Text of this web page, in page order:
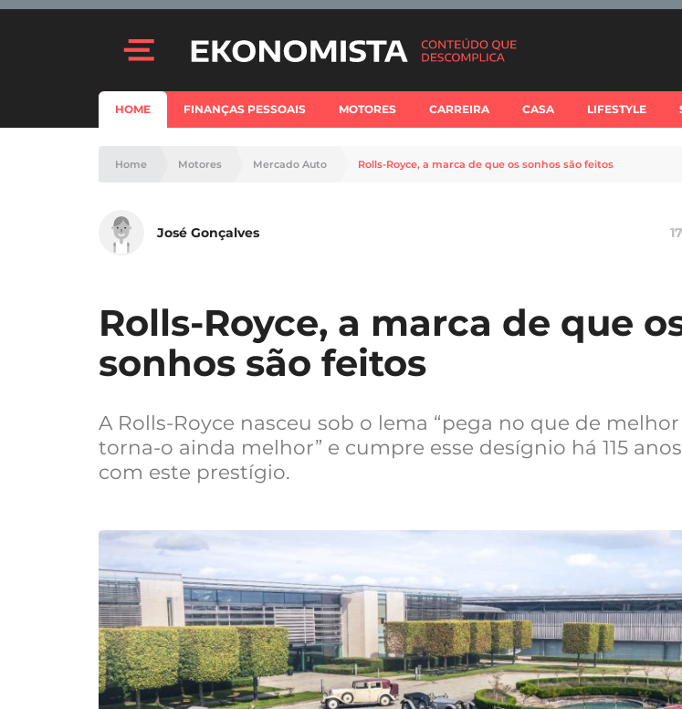
HOME FINANÇAS PESSOAIS MOTORES CARREIRA CASA LIFESTYLE
Home Motores Mercado Auto Rolls-Royce, a marca de que os sonhos são feitos
José Gonçalves
Rolls-Royce, a marca de que
sonhos são feitos
A Rolls-Royce nasceu sob o lema “pega no que de
torna-o ainda melhor” e cumpre esse desígnio há 115
com este prestígio.